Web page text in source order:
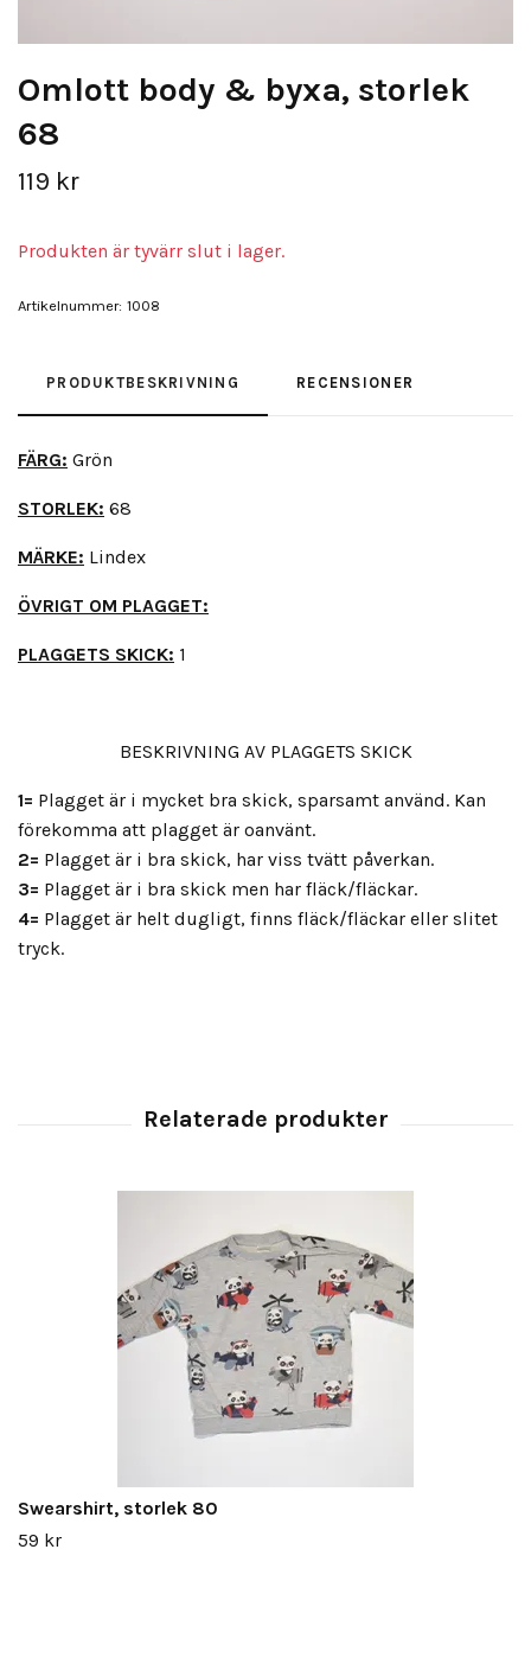
Omlott body & byxa, storlek
68
119 kr
Produkten är tyvärr slut i lager.
Artikelnummer: 1008
PRODUKTBESKRIVNING RECENSIONER
FÄRG: Grön
STORLEK: 68
MÄRKE: Lindex
ÖVRIGT OM PLAGGET:
PLAGGETS SKICK: 1
BESKRIVNING AV PLAGGETS SKICK
1= Plagget är i mycket bra skick, sparsamt använd. Kan
förekomma att plagget är oanvänt.
2= Plagget är i bra skick, har viss tvätt påverkan.
3= Plagget är i bra skick men har fläck/fläckar.
4= Plagget är helt dugligt, finns fläck/fläckar eller slitet
tryck.
Swearshirt, storlek 80
59 kr